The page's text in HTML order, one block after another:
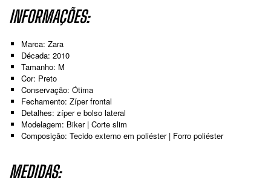
INFORMAÇÕES:
Marca: Zara
Década: 2010
Tamanho: M
Cor: Preto
Conservação: Ótima
Fechamento: Zíper frontal
Detalhes: zíper e bolso lateral
Modelagem: Biker | Corte slim
Composição: Tecido externo em poliéster | Forro poliéster
MEDIDAS: